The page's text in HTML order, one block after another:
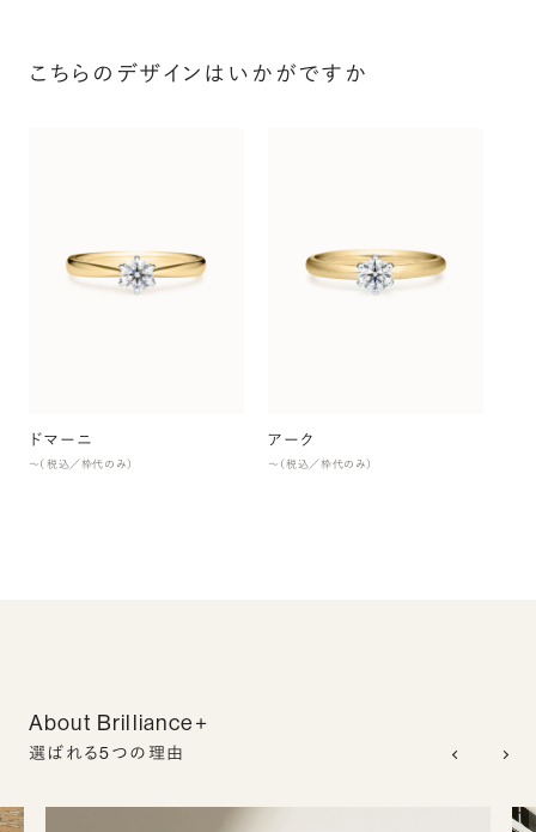
こちらのデザインはいかがですか
ドマーニ
〜（税込／枠代のみ）
アーク
〜（税込／枠代のみ）
About Brilliance+
選ばれる5つの理由